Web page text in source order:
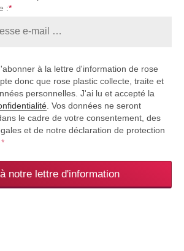
:*
à la lettre d'information de rose
donc que rose plastic collecte, traite et
personnelles. J'ai lu et accepté la
. Vos données ne seront
le cadre de votre consentement, des
et de notre déclaration de protection
*
notre lettre d'information